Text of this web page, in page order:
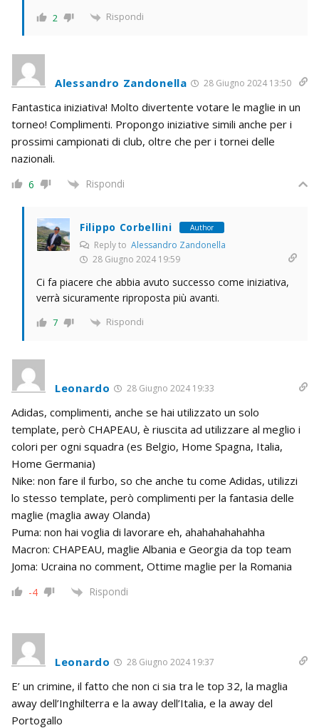
2 Rispondi
Alessandro Zandonella 28 Giugno 2024 13:50
Fantastica iniziativa! Molto divertente votare le maglie in un
torneo! Complimenti. Propongo iniziative simili anche per i
prossimi campionati di club, oltre che per i tornei delle
nazionali.
6 Rispondi
Filippo Corbellini Author
Reply to Alessandro Zandonella
28 Giugno 2024 19:59
Ci fa piacere che abbia avuto successo come iniziativa,
verrà sicuramente riproposta più avanti.
7 Rispondi
Leonardo 28 Giugno 2024 19:33
Adidas, complimenti, anche se hai utilizzato un solo
template, però CHAPEAU, è riuscita ad utilizzare al meglio i
colori per ogni squadra (es Belgio, Home Spagna, Italia,
Home Germania)
Nike: non fare il furbo, so che anche tu come Adidas, utilizzi
lo stesso template, però complimenti per la fantasia delle
maglie (maglia away Olanda)
Puma: non hai voglia di lavorare eh, ahahahahahahha
Macron: CHAPEAU, maglie Albania e Georgia da top team
Joma: Ucraina no comment, Ottime maglie per la Romania
-4 Rispondi
Leonardo 28 Giugno 2024 19:37
E’ un crimine, il fatto che non ci sia tra le top 32, la maglia
away dell’Inghilterra e la away dell’Italia, e la away del
Portogallo